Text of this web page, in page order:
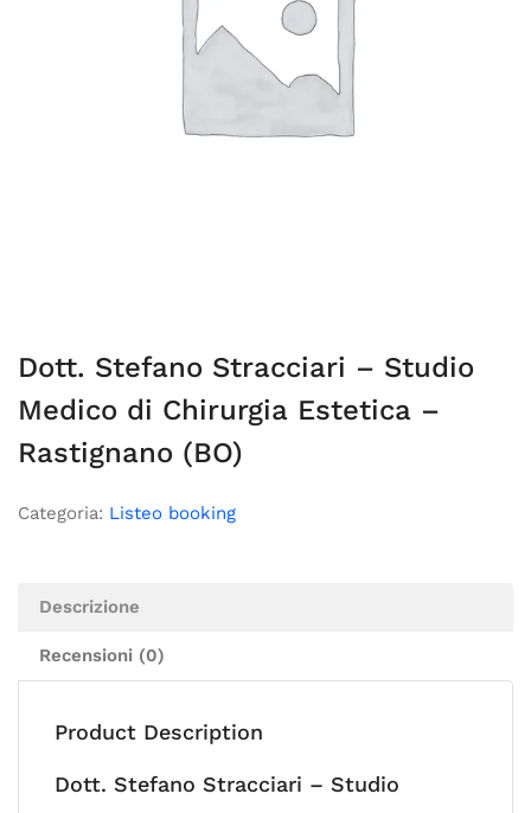
Dott. Stefano Stracciari – Studio
Medico di Chirurgia Estetica –
Rastignano (BO)
Categoria: Listeo booking
Descrizione
Recensioni (0)
Product Description
Dott. Stefano Stracciari – Studio